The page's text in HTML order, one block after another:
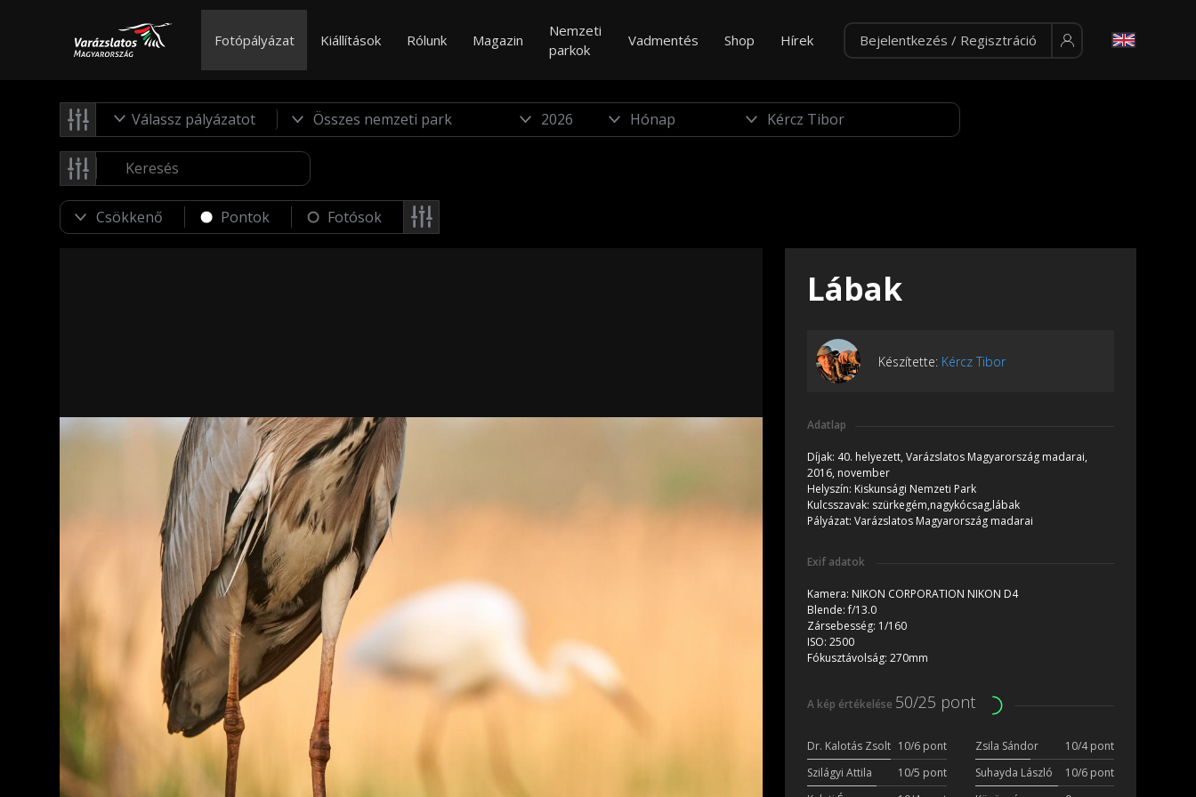
Fotópályázat Kiállítások Rólunk Magazin
Nemzeti
parkok
Vadmentés Shop Hírek Bejelentkezés / Regisztráció
Válassz pályázatot
Pontok Fotósok
Lábak
Készítette: Kércz Tibor
Adatlap
Díjak: 40. helyezett, Varázslatos Magyarország madarai,
2016, november
Helyszín: Kiskunsági Nemzeti Park
Kulcsszavak: szürkegém,nagykócsag,lábak
Pályázat: Varázslatos Magyarország madarai
Exif adatok
Kamera: NIKON CORPORATION NIKON D4
Blende:f/13.0
Zársebesség: 1/160
ISO: 2500
Fókusztávolság: 270mm
A kép értékelése 50/25 pont
Dr. Kalotás Zsolt 10/6 pont Zsila Sándor
10/4 pont
Szilágyi Attila
10/5 pont Suhayda László
10/6 pont